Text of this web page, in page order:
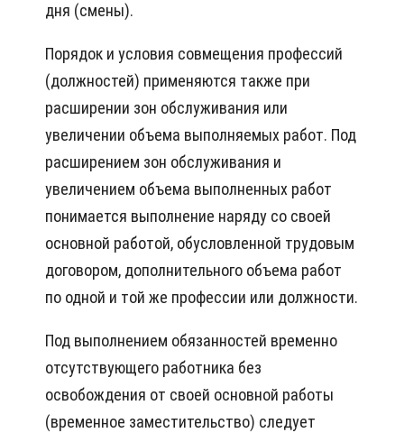
дня (смены).
Порядок и условия совмещения профессий
(должностей) применяются также при
расширении зон обслуживания или
увеличении объема выполняемых работ. Под
расширением зон обслуживания и
увеличением объема выполненных работ
понимается выполнение наряду со своей
основной работой, обусловленной трудовым
договором, дополнительного объема работ
по одной и той же профессии или должности.
Под выполнением обязанностей временно
отсутствующего работника без
освобождения от своей основной работы
(временное заместительство) следует